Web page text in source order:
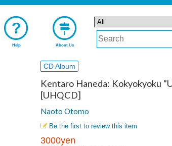
Help About Us
CD Album
Kentaro Haneda: Kokyokyoku
[UHQCD]
Naoto Otomo
Be the first to review this item
3000yen